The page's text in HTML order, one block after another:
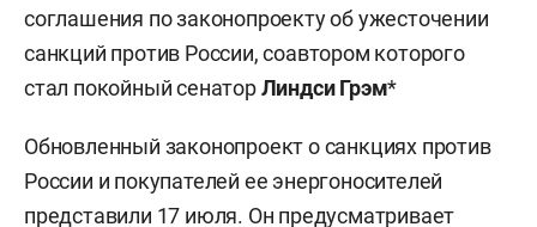
соглашения по законопроекту об ужесточении
санкций против России, соавтором которого
стал покойный сенаторЛиндси Грэм*
Обновленный законопроект о санкциях против
России и покупателей ее энергоносителей
представили 17 июля. Он предусматривает